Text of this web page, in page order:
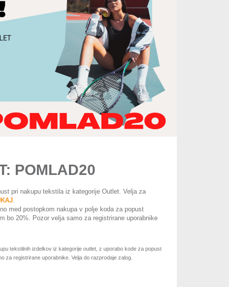
POMLAD20
pri nakupu tekstila iz kategorije Outlet. Velja za
.
med postopkom nakupa v polje koda za popust
bo 20%. Pozor velja samo za registrirane uporabnike
tekstilnih izdelkov iz kategorije outlet, z uporabo kode za popust
za registrirane uporabnike. Velja do razprodaje zalog.